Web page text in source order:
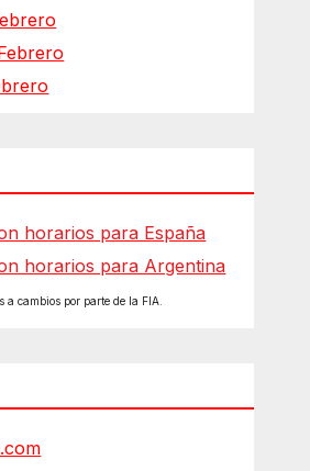
horarios para España
horarios para Argentina
cambios por parte de la FIA.